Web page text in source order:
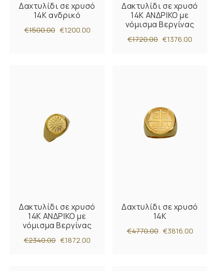
Δαχτυλίδι σε χρυσό
14Κ ανδρικό
€1500.00 €1200.00
Δακτυλίδι σε χρυσό
14Κ ΑΝΔΡΙΚΟ με
νόμισμα Βεργίνας
€1720.00 €1376.00
Δακτυλίδι σε χρυσό
14Κ ΑΝΔΡΙΚΟ με
νόμισμα Βεργίνας
€2340.00 €1872.00
Δαχτυλίδι σε χρυσό
14Κ
€4770.00 €3816.00